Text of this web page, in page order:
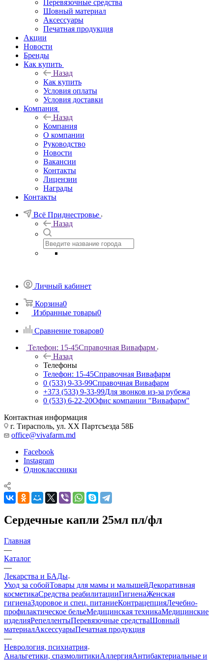
Перевязочные средства
Шовный материал
Аксессуары
Печатная продукция
Акции
Новости
Бренды
Как купить
Назад
Как купить
Условия оплаты
Условия доставки
Компания
Назад
Компания
О компании
Руководство
Новости
Вакансии
Контакты
Лицензии
Награды
Контакты
Всё Приднестровье
Назад
Личный кабинет
Корзина0
Избранные товары0
Сравнение товаров0
Телефон: 15-45Справочная Вивафарм
Назад
Телефоны
Телефон: 15-45Справочная Вивафарм
0 (533) 9-33-99Справочная Вивафарм
+373 (533) 9-33-99Для звонков из-за рубежа
0 (533) 6-22-20Офис компании "Вивафарм"
Контактная информация
г. Тирасполь, ул. ХХ Партсъезда 58Б
office@vivafarm.md
Facebook
Instagram
Одноклассники
Сердечные капли 25мл пл/фл
Главная
—
Каталог
—
Лекарства и БАДы
Уход за собойТовары для мамы и малышейДекоративная
косметикаСредства реабилитацииГигиенаЖенская
гигиенаЗдоровое и спец. питаниеКонтрацепцияЛечебно-
профилактическое бельеМедицинская техникаМедицинские
изделияРепеллентыПеревязочные средстваШовный
материалАксессуарыПечатная продукция
—
Неврология, психиатрия
Анальгетики, спазмолитикиАллергияАнтибактериальные и